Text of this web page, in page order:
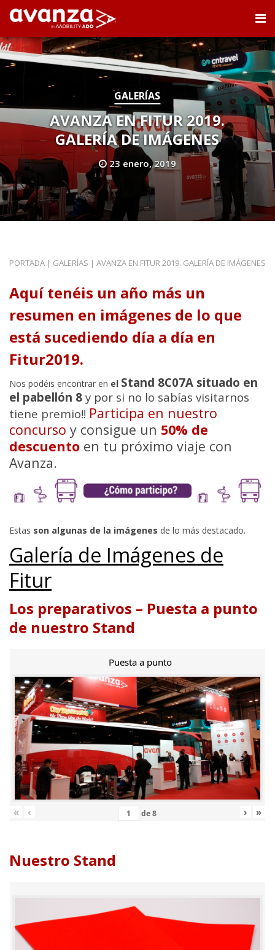
GALERÍAS
AVANZA EN FITUR 2019.
GALERÍA DE IMÁGENES
23 enero, 2019
PORTADA | GALERÍAS | AVANZA EN FITUR 2019. GALERÍA DE IMÁGENES
Aquí tenéis un año más un
resumen en imágenes de lo que
está sucediendo día a día en
Fitur2019.
Nos podéis encontrar en el Stand 8C07A situado en
el pabellón 8 y por si no lo sabías visitarnos
tiene premio!! Participa en nuestro
concurso y consigue un 50% de
descuento en tu próximo viaje con
Avanza.
Estas son algunas de la imágenes de lo más destacado.
Galería de Imágenes de
Fitur
Los preparativos – Puesta a punto
de nuestro Stand
Puesta a punto
« ‹ de8 › »
Nuestro Stand